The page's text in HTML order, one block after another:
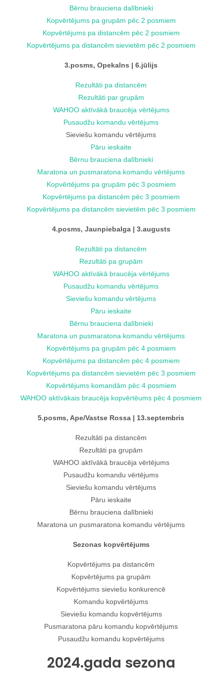
Bērnu brauciena dalībnieki
Kopvērtējums pa grupām pēc 2 posmiem
Kopvērtējums pa distancēm pēc 2 posmiem
Kopvērtējums pa distancēm sievietēm pēc 2 posmiem
3.posms, Opekalns | 6.jūlijs
Rezultāti pa distancēm
Rezultāti par grupām
WAHOO aktīvākā braucēja vērtējums
Pusaudžu komandu vērtējums
Sieviešu komandu vērtējums
Pāru ieskaite
Bērnu brauciena dalībnieki
Maratona un pusmaratona komandu vērtējums
Kopvērtējums pa grupām pēc 3 posmiem
Kopvērtējums pa distancēm pēc 3 posmiem
Kopvērtējums pa distancēm sievietēm pēc 3 posmiem
4.posms, Jaunpiebalga | 3.augusts
Rezultāti pa distancēm
Rezultāti pa grupām
WAHOO aktīvākā braucēja vērtējums
Pusaudžu komandu vērtējums
Sieviešu komandu vērtējums
Pāru ieskaite
Bērnu brauciena dalībnieki
Maratona un pusmaratona komandu vērtējums
Kopvērtējums pa grupām pēc 4 posmiem
Kopvērtējums pa distancēm pēc 4 posmiem
Kopvērtējums pa distancēm sievietēm pēc 3 posmiem
Kopvērtējums komandām pēc 4 posmiem
WAHOO aktīvākais braucēja kopvērtēums pēc 4 posmiem
5.posms, Ape/Vastse Rossa | 13.septembris
Rezultāti pa distancēm
Rezultāti pa grupām
WAHOO aktīvākā braucēja vērtējums
Pusaudžu komandu vērtējums
Sieviešu komandu vērtējums
Pāru ieskaite
Bērnu brauciena dalībnieki
Maratona un pusmaratona komandu vērtējums
Sezonas kopvērtējums
Kopvērtējums pa distancēm
Kopvērtējums pa grupām
Kopvērtējums sieviešu konkurencē
Komandu kopvērtējums
Sieviešu komandu kopvērtējums
Pusmaratona pāru komandu kopvērtējums
Pusaudžu komandu kopvērtējums
2024.gada sezona